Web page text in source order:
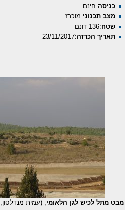
כניסה:חינם
מצב תכנוני:מוכרז
שטח:136 דונם
תאריך הכרזה:23/11/2017
מבט מתל לכיש לגן הלאומי, (עמית מנדלסון, 29/12/2017)